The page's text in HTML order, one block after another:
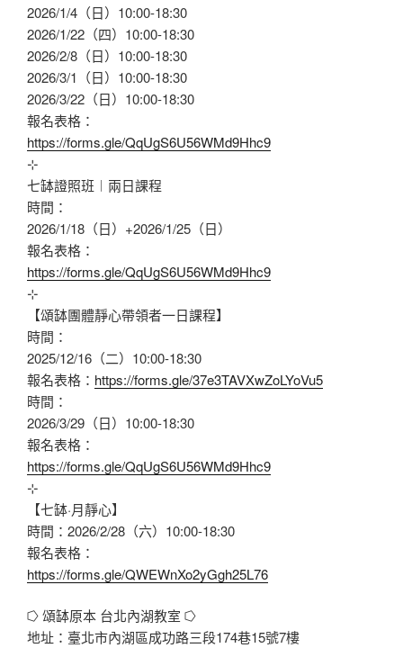
2026/1/4（日）10:00-18:30
2026/1/22（四）10:00-18:30
2026/2/8（日）10:00-18:30
2026/3/1（日）10:00-18:30
2026/3/22（日）10:00-18:30
報名表格：
https://forms.gle/QqUgS6U56WMd9Hhc9
⊹
七缽證照班︱兩日課程
時間：
2026/1/18（日）+2026/1/25（日）
報名表格：
https://forms.gle/QqUgS6U56WMd9Hhc9
⊹
【頌缽團體靜心帶領者一日課程】
時間：
2025/12/16（二）10:00-18:30
報名表格： https://forms.gle/37e3TAVXwZoLYoVu5
時間：
2026/3/29（日）10:00-18:30
報名表格：
https://forms.gle/QqUgS6U56WMd9Hhc9
⊹
【七缽·月靜心】
時間：2026/2/28（六）10:00-18:30
報名表格：
https://forms.gle/QWEWnXo2yGgh25L76
⭔ 頌缽原本 台北內湖教室 ⭔
地址：臺北市內湖區成功路三段174巷15號7樓